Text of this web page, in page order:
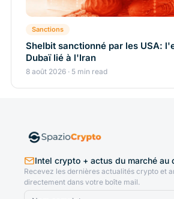
Sanctions
Shelbit sanctionné par les USA:
Dubaï lié à l'Iran
8 août 2026 · 5 min read
Intel crypto + actus du marché au
Recevez les dernières actualités crypto et
directement dans votre boîte mail.